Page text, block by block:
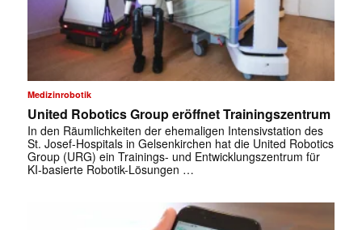
Medizinrobotik
United Robotics Group eröffnet Trainingszentrum
In den Räumlichkeiten der ehemaligen Intensivstation des
St. Josef-Hospitals in Gelsenkirchen hat die United Robotics
Group (URG) ein Trainings- und Entwicklungszentrum für
KI-basierte Robotik-Lösungen …